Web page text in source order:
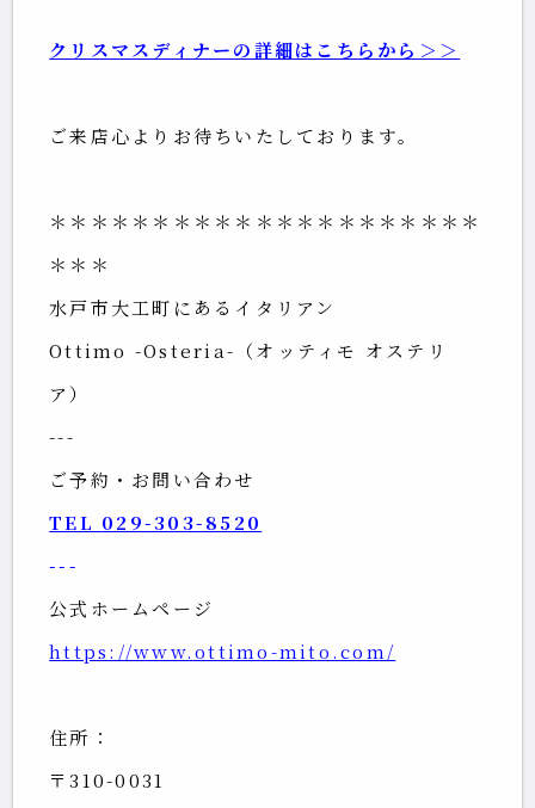
クリスマスディナーの詳細はこちらから＞＞
ご来店心よりお待ちいたしております。
＊＊＊＊＊＊＊＊＊＊＊＊＊＊＊＊＊＊＊＊＊
＊＊＊
水戸市大工町にあるイタリアン
Ottimo -Osteria-（オッティモ オステリ
ア）
---
ご予約・お問い合わせ
TEL 029-303-8520
---
公式ホームページ
https://www.ottimo-mito.com/
住所：
〒310-0031